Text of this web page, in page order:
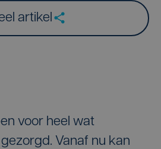
artikel
voor heel wat
Vanaf nu kan